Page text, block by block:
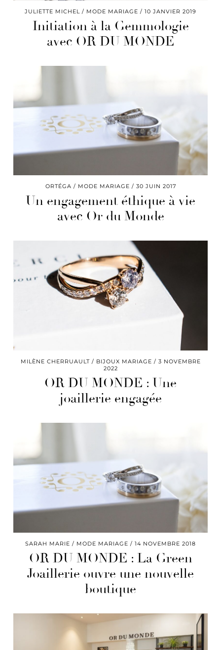
JULIETTE MICHEL MODE MARIAGE 10 JANVIER 2019
Initiation à la Gemmologie
avec OR DU MONDE
ORTÉGA MODE MARIAGE 30 JUIN 2017
Un engagement éthique à vie
avec Or du Monde
MILÈNE CHERRUAULT BIJOUX MARIAGE
3 NOVEMBRE
2022
OR DU MONDE : Une
joaillerie engagée
SARAH MARIE MODE MARIAGE 14 NOVEMBRE 2018
OR DU MONDE : La Green
Joaillerie ouvre une nouvelle
boutique